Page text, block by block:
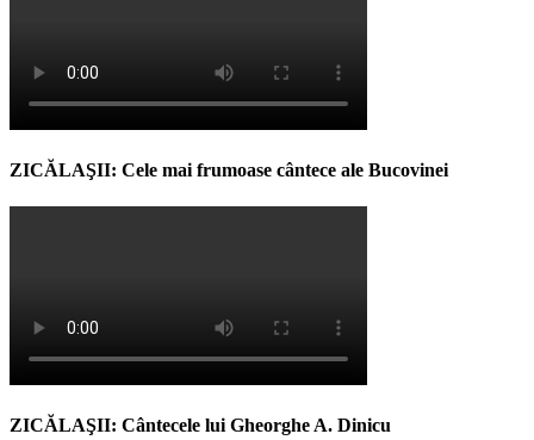
ZICĂLAŞII: Cele mai frumoase cântece ale Bucovinei
ZICĂLAŞII: Cântecele lui Gheorghe A. Dinicu